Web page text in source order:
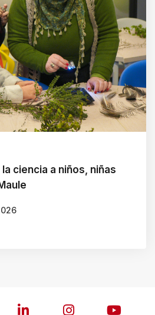
ciencia a niños, niñas